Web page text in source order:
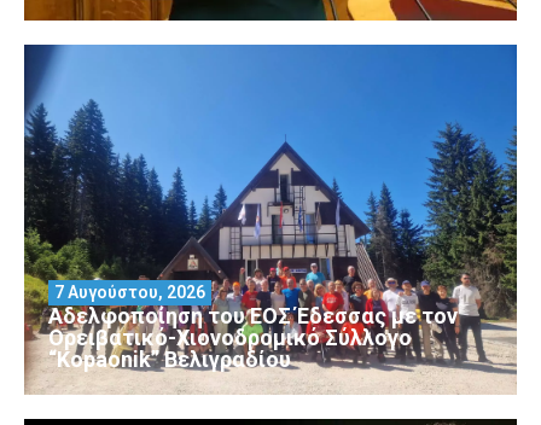
Αδελφοποίηση του ΕΟΣ Έδεσσας με τον
Ορειβατικό-Χιονοδρομικό Σύλλογο
“Kopaonik” Βελιγραδίου
7 Αυγούστου, 2026